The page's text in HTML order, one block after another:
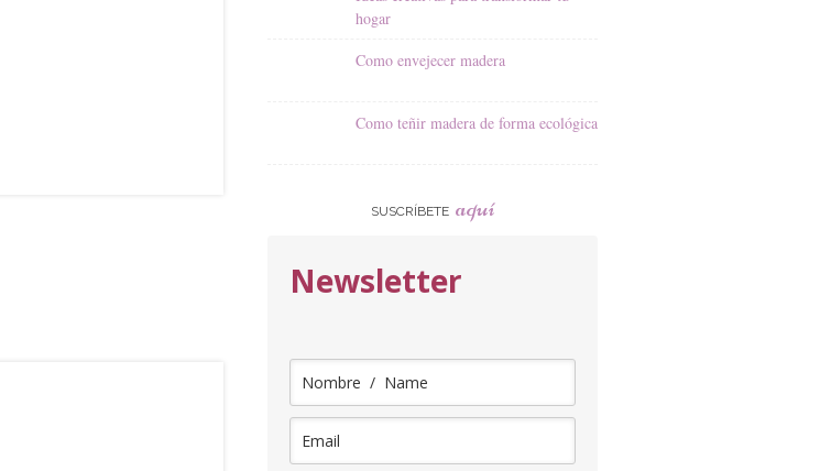
hogar
Como envejecer madera
Como teñir madera de forma ecológica
SUSCRÍBETE aquí
Newsletter